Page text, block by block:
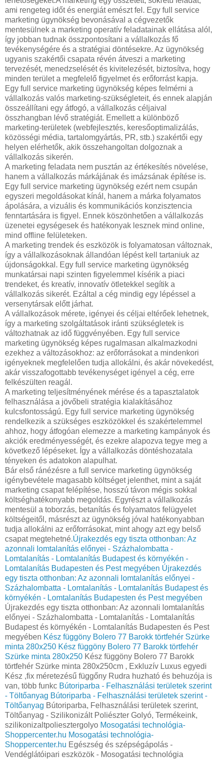
ami rengeteg időt és energiát emészt fel. Egy full service
marketing ügynökség bevonásával a cégvezetők
mentesülnek a marketing operatív feladatainak ellátása alól,
így jobban tudnak összpontosítani a vállalkozás fő
tevékenységére és a stratégiai döntésekre. Az ügynökség
ugyanis szakértői csapata révén átveszi a marketing
tervezését, menedzselését és kivitelezését, biztosítva, hogy
minden terület a megfelelő figyelmet és erőforrást kapja.
Egy full service marketing ügynökség képes felmérni a
vállalkozás valós marketing-szükségleteit, és ennek alapján
összeállítani egy átfogó, a vállalkozás céljaival
összhangban lévő stratégiát. Emellett a különböző
marketing-területek (webfejlesztés, keresőoptimalizálás,
közösségi média, tartalomgyártás, PR, stb.) szakértői egy
helyen elérhetők, akik összehangoltan dolgoznak a
vállalkozás sikerén.
A marketing feladata nem pusztán az értékesítés növelése,
hanem a vállalkozás márkájának és imázsának építése is.
Egy full service marketing ügynökség ezért nem csupán
egyszeri megoldásokat kínál, hanem a márka folyamatos
ápolására, a vizuális és kommunikációs konzisztencia
fenntartására is figyel. Ennek köszönhetően a vállalkozás
üzenetei egységesek és hatékonyak lesznek mind online,
mind offline felületeken.
A marketing trendek és eszközök is folyamatosan változnak,
így a vállalkozásoknak állandóan lépést kell tartaniuk az
újdonságokkal. Egy full service marketing ügynökség
munkatársai napi szinten figyelemmel kísérik a piaci
trendeket, és kreatív, innovatív ötletekkel segítik a
vállalkozás sikerét. Ezáltal a cég mindig egy lépéssel a
versenytársak előtt járhat.
A vállalkozások mérete, igényei és céljai eltérőek lehetnek,
így a marketing szolgáltatások iránti szükségletek is
változhatnak az idő függvényében. Egy full service
marketing ügynökség képes rugalmasan alkalmazkodni
ezekhez a változásokhoz: az erőforrásokat a mindenkori
igényeknek megfelelően tudja allokálni, és akár növekedést,
akár visszafogottabb tevékenységet igényel a cég, erre
felkészülten reagál.
A marketing teljesítményének mérése és a tapasztalatok
felhasználása a jövőbeli stratégia kialakításához
kulcsfontosságú. Egy full service marketing ügynökség
rendelkezik a szükséges eszközökkel és szakértelemmel
ahhoz, hogy átfogóan elemezze a marketing kampányok és
akciók eredményességét, és ezekre alapozva tegye meg a
következő lépéseket. Így a vállalkozás döntéshozatala
tényeken és adatokon alapulhat.
Bár első ránézésre a full service marketing ügynökség
igénybevétele magasabb költséget jelenthet, mint a saját
marketing csapat felépítése, hosszú távon mégis sokkal
költséghatékonyabb megoldás. Egyrészt a vállalkozás
mentesül a toborzás, betanítás és folyamatos felügyelet
költségeitől, másrészt az ügynökség jóval hatékonyabban
tudja allokálni az erőforrásokat, mint ahogy azt egy belső
csapat megtehetné.Újrakezdés egy tiszta otthonban: Az
azonnali lomtalanítás előnyei - Százhalombatta -
Lomtalanítás - Lomtalanítás Budapest és környékén -
Lomtalanítás Budapesten és Pest megyében Újrakezdés
egy tiszta otthonban: Az azonnali lomtalanítás előnyei -
Százhalombatta - Lomtalanítás - Lomtalanítás Budapest és
környékén - Lomtalanítás Budapesten és Pest megyében
Újrakezdés egy tiszta otthonban: Az azonnali lomtalanítás
előnyei - Százhalombatta - Lomtalanítás - Lomtalanítás
Budapest és környékén - Lomtalanítás Budapesten és Pest
megyében Kész függöny Bolero 77 Barokk törtfehér Szürke
minta 280x250 Kész függöny Bolero 77 Barokk törtfehér
Szürke minta 280x250 Kész függöny Bolero 77 Barokk
törtfehér Szürke minta 280x250cm , Exkluzív Luxus egyedi
Kész ,fix méretezésű függőny Rudra huzható és behuzója is
van, több funkc Bútoriparba - Felhasználási területek szerint
- Töltőanyag Bútoriparba - Felhasználási területek szerint -
Töltőanyag Bútoriparba, Felhasználási területek szerint,
Töltőanyag - Szilikonizált Poliészter Golyó, Termékeink,
szilikonizaltpoliesztergolyo Mosogatási technológia-
Shoppercenter.hu Mosogatási technológia-
Shoppercenter.hu Egészség és szépségápolás -
Vendéglátóipari eszközök - Mosogatási technológia